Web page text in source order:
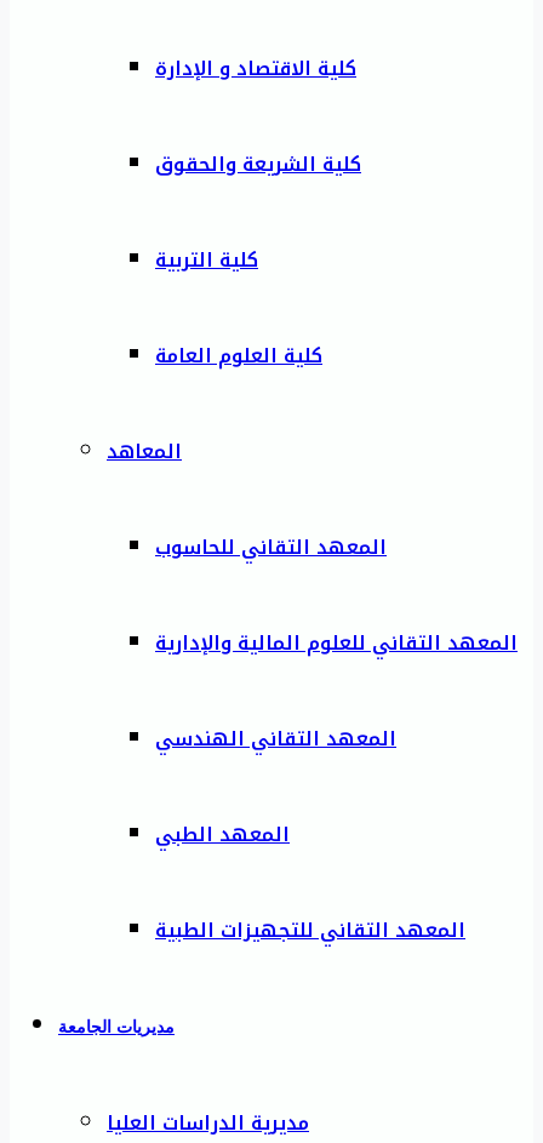
كلية الاقتصاد و الإدارة
كلية الشريعة والحقوق
كلية التربية
كلية العلوم العامة
المعاهد
المعهد التقاني للحاسوب
المعهد التقاني للعلوم المالية والإدارية
المعهد التقاني الهندسي
المعهد الطبي
المعهد التقاني للتجهيزات الطبية
مديريات الجامعة
مديرية الدراسات العليا